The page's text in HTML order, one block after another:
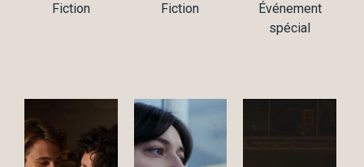
Fiction
Fiction
Événement
spécial